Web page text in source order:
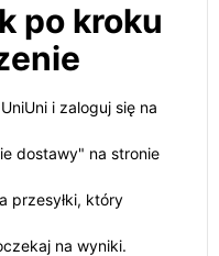
po kroku
i zaloguj się na
dostawy" na stronie
przesyłki, który
na wyniki.